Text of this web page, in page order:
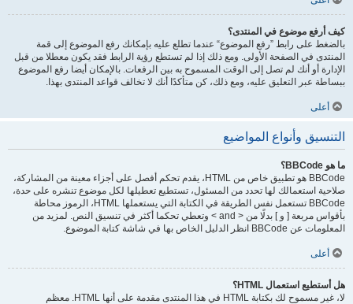
كيف أرفع موضوع في المنتدى؟
بالضغط على رابط ”رفع الموضوع“ عندما تطلع عليه بإمكانك رفع الموضوع إلى قمة
المنتدى في الصفحة الأولى. ومع ذلك إذا لم تستطع رؤية الرابط فقد يكون معطلا من قبل
الإدارة أو أنك لم تصل إلى الوقت المسموح به بين الرفعات. بالإمكان أيضا رفع الموضوع
ببساطة عبر التعليق عليه، ومع ذلك، كن متأكدًا أنك لا تخالف قواعد المنتدى بهذا.
أعلى
التنسيق وأنواع المواضيع
ما هو BBCode؟
BBCode هو تطبيق خاص من HTML، يقدم تحكم أفصل على أجزاء معينة من المشاركة،
صلاحية استعمالك لها تحدد من المسئول، تستطيع تعطيلها لكل موضوع تنشره على حدة،
BBCode تستعمل نفس الطريقة في الكتابة التي يستعملها HTML، الرموز محاطة
بأقواس مربعة [ و ] بدلًا من < and > وتعطي تحكما أكثر في تنسيق النص. لمزيد من
المعلومات عن BBCode انظر الدليل الخاص بها في شاشة كتابة الموضوع.
أعلى
هل أستطيع استعمال HTML؟
لا، غير مسموح لك بكتابة HTML في هذا المنتدى مقدمة على أنها HTML. معظم